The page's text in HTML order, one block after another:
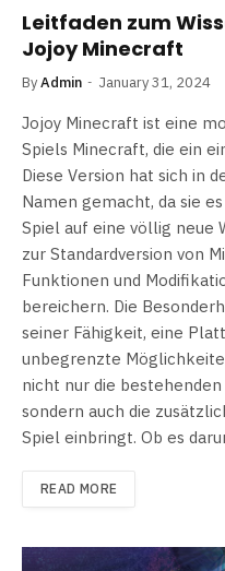
Leitfaden zum
Jojoy Minecraft
ByAdmin January 31, 2024
Jojoy Minecraft ist eine
Spiels Minecraft, die ein
Diese Version hat sich in
Namen gemacht, da sie
Spiel auf eine völlig neue
zur Standardversion von
Funktionen und
bereichern. Die
seiner Fähigkeit, eine
unbegrenzte
nicht nur die
sondern auch die
Spiel einbringt. Ob es
READ MORE